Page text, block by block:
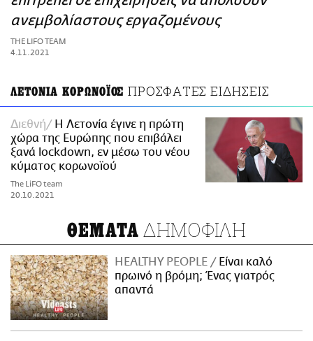
ΑΜΠΑ
PRINT
ανεμβολίαστους εργαζομένους
THE LIFO TEAM
4.11.2021
ΛΕΤΟΝΙΑ ΚΟΡΩΝΟΪΟΣ ΠΡΟΣΦΑΤΕΣ ΕΙΔΗΣΕΙΣ
Διεθνή
Η Λετονία έγινε η πρώτη
χώρα της Ευρώπης που επιβάλει
ξανά lockdown, εν μέσω του νέου
κύματος κορωνοϊού
The LiFO team
20.10.2021
ΘΕΜΑΤΑ ΔΗΜΟΦΙΛΗ
HEALTHY PEOPLE
Είναι καλό
πρωινό η βρόμη; Ένας γιατρός
απαντά